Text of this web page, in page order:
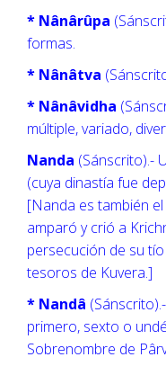
* Nânârûpa
formas.
* Nânâtva
* Nânâvidha
múltiple, variado,
Nanda (Sánscrito).-
(cuya dinastía fue
[Nanda es también
amparó y crió a
persecución de su
tesoros de Kuvera.]
* Nandâ
primero, sexto o
Sobrenombre de